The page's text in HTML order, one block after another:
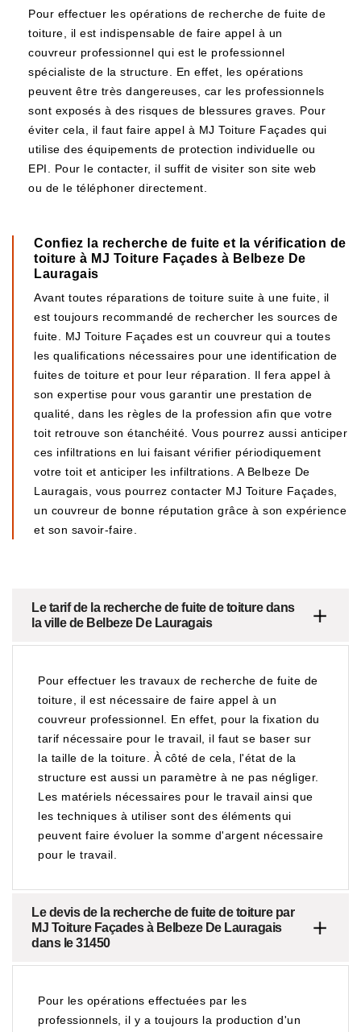
Pour effectuer les opérations de recherche de fuite de
toiture, il est indispensable de faire appel à un
couvreur professionnel qui est le professionnel
spécialiste de la structure. En effet, les opérations
peuvent être très dangereuses, car les professionnels
sont exposés à des risques de blessures graves. Pour
éviter cela, il faut faire appel à MJ Toiture Façades qui
utilise des équipements de protection individuelle ou
EPI. Pour le contacter, il suffit de visiter son site web
ou de le téléphoner directement.
Confiez la recherche de fuite et la vérification de
toiture à MJ Toiture Façades à Belbeze De
Lauragais
Avant toutes réparations de toiture suite à une fuite, il
est toujours recommandé de rechercher les sources de
fuite. MJ Toiture Façades est un couvreur qui a toutes
les qualifications nécessaires pour une identification de
fuites de toiture et pour leur réparation. Il fera appel à
son expertise pour vous garantir une prestation de
qualité, dans les règles de la profession afin que votre
toit retrouve son étanchéité. Vous pourrez aussi anticiper
ces infiltrations en lui faisant vérifier périodiquement
votre toit et anticiper les infiltrations. A Belbeze De
Lauragais, vous pourrez contacter MJ Toiture Façades,
un couvreur de bonne réputation grâce à son expérience
et son savoir-faire.
Le tarif de la recherche de fuite de toiture dans
la ville de Belbeze De Lauragais
Pour effectuer les travaux de recherche de fuite de
toiture, il est nécessaire de faire appel à un
couvreur professionnel. En effet, pour la fixation du
tarif nécessaire pour le travail, il faut se baser sur
la taille de la toiture. À côté de cela, l'état de la
structure est aussi un paramètre à ne pas négliger.
Les matériels nécessaires pour le travail ainsi que
les techniques à utiliser sont des éléments qui
peuvent faire évoluer la somme d'argent nécessaire
pour le travail.
Le devis de la recherche de fuite de toiture par
MJ Toiture Façades à Belbeze De Lauragais
dans le 31450
Pour les opérations effectuées par les
professionnels, il y a toujours la production d'un